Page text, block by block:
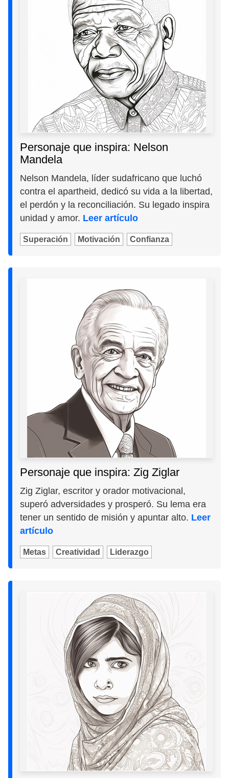
Personaje que inspira: Nelson
Mandela
Nelson Mandela, líder sudafricano que luchó
contra el apartheid, dedicó su vida a la libertad,
el perdón y la reconciliación. Su legado inspira
unidad y amor. Leer artículo
Superación Motivación Confianza
Personaje que inspira: Zig Ziglar
Zig Ziglar, escritor y orador motivacional,
superó adversidades y prosperó. Su lema era
tener un sentido de misión y apuntar alto. Leer
artículo
Metas Creatividad Liderazgo